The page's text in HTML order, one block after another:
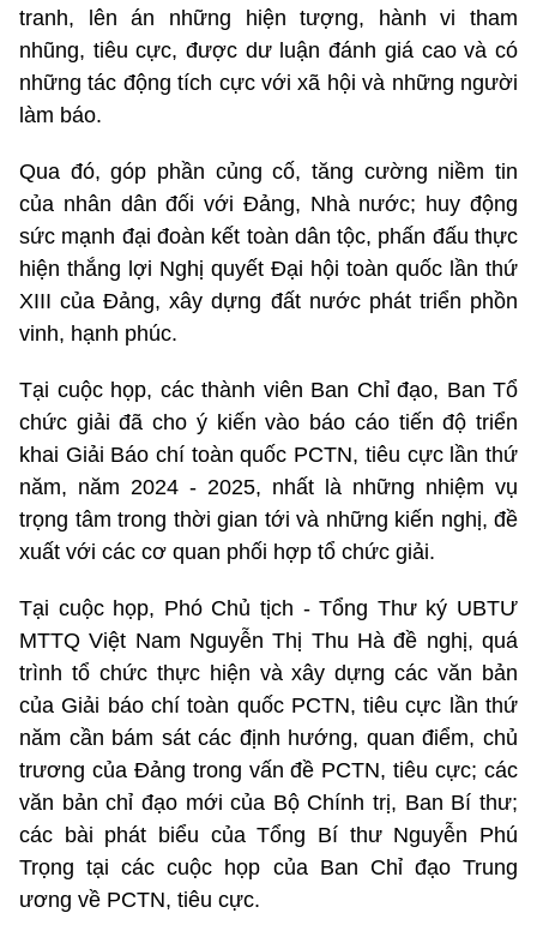
tranh, lên án những hiện tượng, hành vi tham
nhũng, tiêu cực, được dư luận đánh giá cao và có
những tác động tích cực với xã hội và những người
làm báo.
Qua đó, góp phần củng cố, tăng cường niềm tin
của nhân dân đối với Đảng, Nhà nước; huy động
sức mạnh đại đoàn kết toàn dân tộc, phấn đấu thực
hiện thắng lợi Nghị quyết Đại hội toàn quốc lần thứ
XIII của Đảng, xây dựng đất nước phát triển phồn
vinh, hạnh phúc.
Tại cuộc họp, các thành viên Ban Chỉ đạo, Ban Tổ
chức giải đã cho ý kiến vào báo cáo tiến độ triển
khai Giải Báo chí toàn quốc PCTN, tiêu cực lần thứ
năm, năm 2024 - 2025, nhất là những nhiệm vụ
trọng tâm trong thời gian tới và những kiến nghị, đề
xuất với các cơ quan phối hợp tổ chức giải.
Tại cuộc họp, Phó Chủ tịch - Tổng Thư ký UBTƯ
MTTQ Việt Nam Nguyễn Thị Thu Hà đề nghị, quá
trình tổ chức thực hiện và xây dựng các văn bản
của Giải báo chí toàn quốc PCTN, tiêu cực lần thứ
năm cần bám sát các định hướng, quan điểm, chủ
trương của Đảng trong vấn đề PCTN, tiêu cực; các
văn bản chỉ đạo mới của Bộ Chính trị, Ban Bí thư;
các bài phát biểu của Tổng Bí thư Nguyễn Phú
Trọng tại các cuộc họp của Ban Chỉ đạo Trung
ương về PCTN, tiêu cực.